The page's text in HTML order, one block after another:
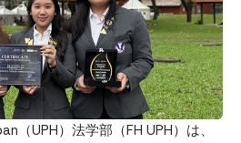
（UPH）法学部（FH UPH）は、